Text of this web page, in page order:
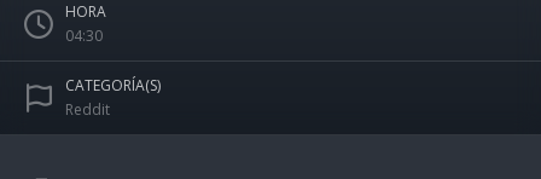
HORA
04:30
CATEGORÍA(S)
Reddit